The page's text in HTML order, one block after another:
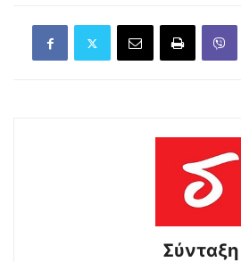
Σύνταξη